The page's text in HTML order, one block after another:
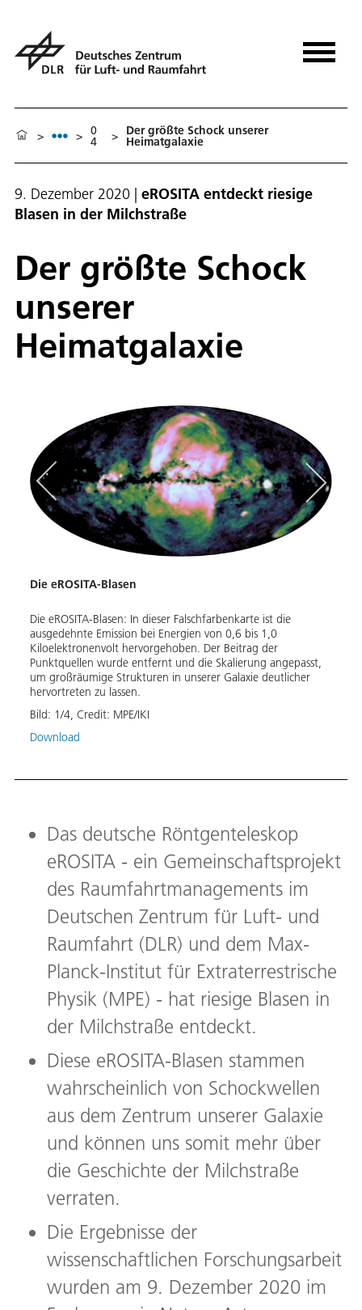
> > 0
4 > Der größte Schock unserer
Heimatgalaxie
9. Dezember 2020 | eROSITA entdeckt riesige
Blasen in der Milchstraße
Der größte Schock
unserer
Heimatgalaxie
Die eROSITA-Blasen
Die eROSITA-Blasen: In dieser Falschfarbenkarte ist die
ausgedehnte Emission bei Energien von 0,6 bis 1,0
Kiloelektronenvolt hervorgehoben. Der Beitrag der
Punktquellen wurde entfernt und die Skalierung angepasst,
um großräumige Strukturen in unserer Galaxie deutlicher
hervortreten zu lassen.
Bild: 1/4, Credit: MPE/IKI
Download
Das deutsche Röntgenteleskop
eROSITA - ein Gemeinschaftsprojekt
des Raumfahrtmanagements im
Deutschen Zentrum für Luft- und
Raumfahrt (DLR) und dem Max-
Planck-Institut für Extraterrestrische
Physik (MPE) - hat riesige Blasen in
der Milchstraße entdeckt.
Diese eROSITA-Blasen stammen
wahrscheinlich von Schockwellen
aus dem Zentrum unserer Galaxie
und können uns somit mehr über
die Geschichte der Milchstraße
verraten.
Die Ergebnisse der
wissenschaftlichen Forschungsarbeit
wurden am 9. Dezember 2020 im